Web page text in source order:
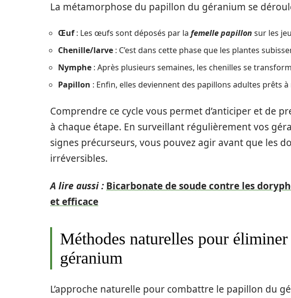
La métamorphose du papillon du géranium se
Œuf: Les œufs sont déposés par la femelle papillon sur les
Chenille/larve : C’est dans cette phase que les plantes
Nymphe : Après plusieurs semaines, les chenilles se
Papillon : Enfin, elles deviennent des papillons adultes prêts
Comprendre ce cycle vous permet d’anticiper et de
à chaque étape. En surveillant régulièrement vos
signes précurseurs, vous pouvez agir avant que les
irréversibles.
A lire aussi : Bicarbonate de soude contre les
et efficace
Méthodes naturelles pour
géranium
L’approche naturelle pour combattre le papillon du